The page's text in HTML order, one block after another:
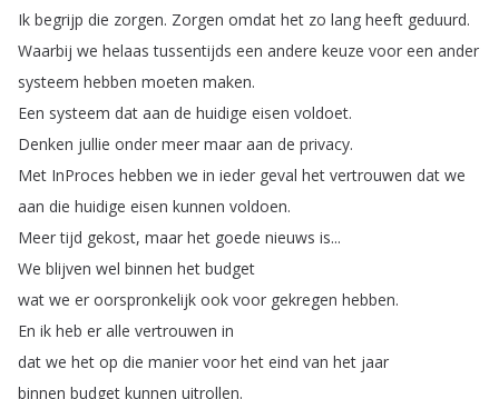
Ik begrijp die zorgen. Zorgen omdat het zo lang heeft geduurd.
Waarbij we helaas tussentijds een andere keuze voor een ander
systeem hebben moeten maken.
Een systeem dat aan de huidige eisen voldoet.
Denken jullie onder meer maar aan de privacy.
Met InProces hebben we in ieder geval het vertrouwen dat we
aan die huidige eisen kunnen voldoen.
Meer tijd gekost, maar het goede nieuws is...
We blijven wel binnen het budget
wat we er oorspronkelijk ook voor gekregen hebben.
En ik heb er alle vertrouwen in
dat we het op die manier voor het eind van het jaar
binnen budget kunnen uitrollen.